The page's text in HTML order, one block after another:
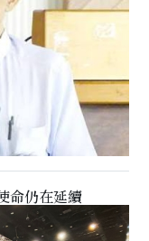
命仍在延續